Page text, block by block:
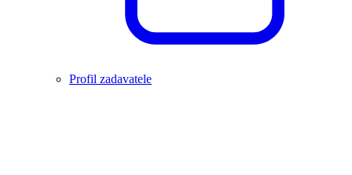
Profil zadavatele